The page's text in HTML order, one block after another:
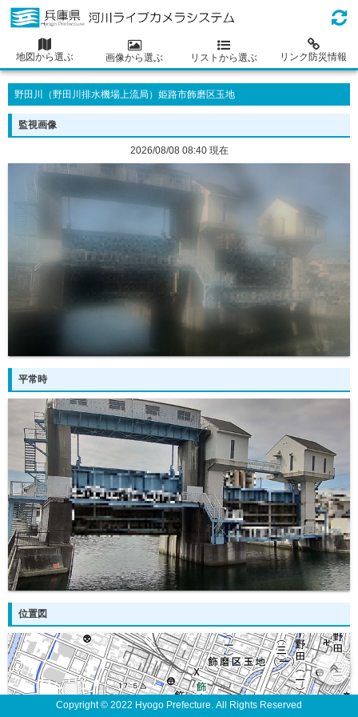
地図から選ぶ 画像から選ぶ リストから選ぶ リンク防災情報
野田川（野田川排水機場上流局）姫路市飾磨区玉地
監視画像
2026/08/08 08:40 現在
平常時
位置図
Copyright © 2022 Hyogo Prefecture. All Rights Reserved